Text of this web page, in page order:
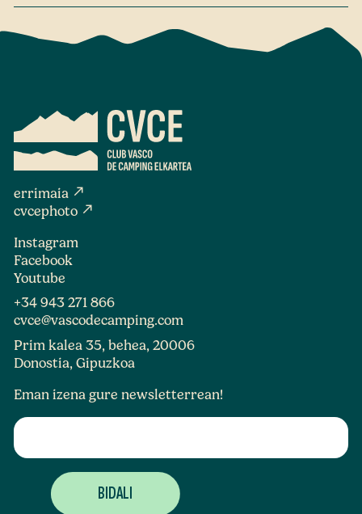
errimaia north_east
cvcephoto north_east
Instagram
Facebook
Youtube
+34 943 271 866
cvce@vascodecamping.com
Prim kalea 35, behea, 20006
Donostia, Gipuzkoa
Eman izena gure newsletterrean!